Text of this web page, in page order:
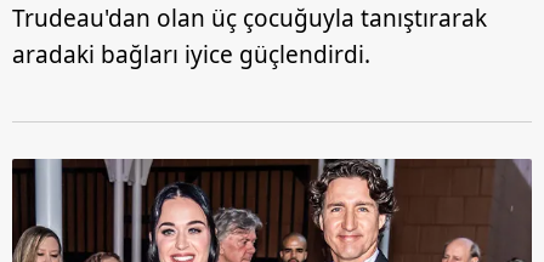
Trudeau'dan olan üç çocuğuyla tanıştırarak
aradaki bağları iyice güçlendirdi.